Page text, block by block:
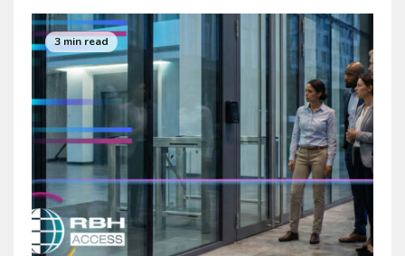
3 min read